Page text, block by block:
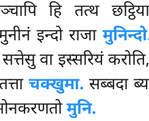
हि तत्थ
इन्दो राजा
वा इस्सरियं
चक्खुमा. सब्बदा
मुनि.